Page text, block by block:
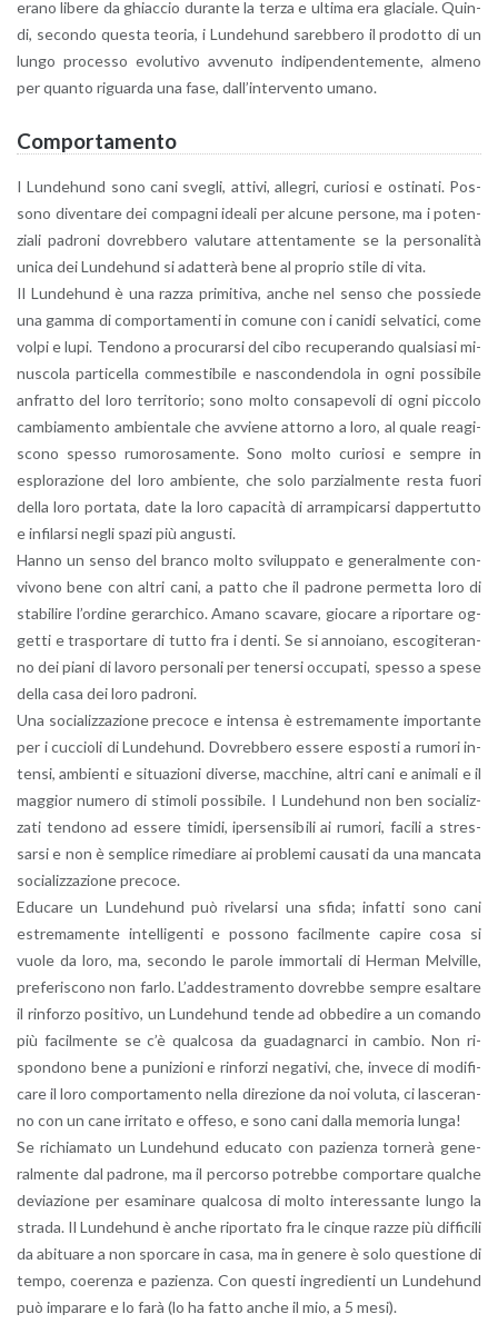
erano li­be­re da ghiac­cio du­ran­te la terza e ul­ti­ma era gla­cia­le. Quin­
di, se­con­do que­sta teo­ria, i Lun­de­hund sa­reb­be­ro il pro­dot­to di un
lungo pro­ces­so evo­lu­ti­vo av­ve­nu­to in­di­pen­den­te­men­te, al­me­no
per quan­to ri­guar­da una fase, dal­l’in­ter­ven­to umano.
Com­por­ta­men­to
I Lun­de­hund sono cani sve­gli, at­ti­vi, al­le­gri, cu­rio­si e osti­na­ti. Pos­
so­no di­ven­ta­re dei com­pa­gni idea­li per al­cu­ne per­so­ne, ma i po­ten­
zia­li pa­dro­ni do­vreb­be­ro va­lu­ta­re at­ten­ta­men­te se la per­so­na­li­tà
unica dei Lun­de­hund si adat­te­rà bene al pro­prio stile di vita.
Il Lun­de­hund è una razza pri­mi­ti­va, anche nel senso che pos­sie­de
una gamma di com­por­ta­men­ti in co­mu­ne con i ca­ni­di sel­va­ti­ci, come
volpi e lupi. Ten­do­no a pro­cu­rar­si del cibo re­cu­pe­ran­do qual­sia­si mi­
nu­sco­la par­ti­cel­la com­me­sti­bi­le e na­scon­den­do­la in ogni pos­si­bi­le
an­frat­to del loro ter­ri­to­rio; sono molto con­sa­pe­vo­li di ogni pic­co­lo
cam­bia­men­to am­bien­ta­le che av­vie­ne at­tor­no a loro, al quale rea­gi­
sco­no spes­so ru­mo­ro­sa­men­te. Sono molto cu­rio­si e sem­pre in
esplo­ra­zio­ne del loro am­bien­te, che solo par­zial­men­te resta fuori
della loro por­ta­ta, date la loro ca­pa­ci­tà di ar­ram­pi­car­si dap­per­tut­to
e in­fi­lar­si negli spazi più an­gu­sti.
Hanno un senso del bran­co molto svi­lup­pa­to e ge­ne­ral­men­te con­
vi­vo­no bene con altri cani, a patto che il pa­dro­ne per­met­ta loro di
sta­bi­li­re l’or­di­ne ge­rar­chi­co. Amano sca­va­re, gio­ca­re a ri­por­ta­re og­
get­ti e tra­spor­ta­re di tutto fra i denti. Se si an­no­ia­no, esco­gi­te­ran­
no dei piani di la­vo­ro per­so­na­li per te­ner­si oc­cu­pa­ti, spes­so a spese
della casa dei loro pa­dro­ni.
Una so­cia­liz­za­zio­ne pre­co­ce e in­ten­sa è estre­ma­men­te im­por­tan­te
per i cuc­cio­li di Lun­de­hund. Do­vreb­be­ro es­se­re espo­sti a ru­mo­ri in­
ten­si, am­bien­ti e si­tua­zio­ni di­ver­se, mac­chi­ne, altri cani e ani­ma­li e il
mag­gior nu­me­ro di sti­mo­li pos­si­bi­le. I Lun­de­hund non ben so­cia­liz­
za­ti ten­do­no ad es­se­re ti­mi­di, iper­sen­si­bi­li ai ru­mo­ri, fa­ci­li a stres­
sar­si e non è sem­pli­ce ri­me­dia­re ai pro­ble­mi cau­sa­ti da una man­ca­ta
so­cia­liz­za­zio­ne pre­co­ce.
Edu­ca­re un Lun­de­hund può ri­ve­lar­si una sfida; in­fat­ti sono cani
estre­ma­men­te in­tel­li­gen­ti e pos­so­no fa­cil­men­te ca­pi­re cosa si
vuole da loro, ma, se­con­do le pa­ro­le im­mor­ta­li di Her­man Mel­vil­le,
pre­fe­ri­sco­no non farlo. L’ad­de­stra­men­to do­vreb­be sem­pre esal­ta­re
il rin­for­zo po­si­ti­vo, un Lun­de­hund tende ad ob­be­di­re a un co­man­do
più fa­cil­men­te se c’è qual­co­sa da gua­da­gnar­ci in cam­bio. Non ri­
spon­do­no bene a pu­ni­zio­ni e rin­for­zi ne­ga­ti­vi, che, in­ve­ce di mo­di­fi­
ca­re il loro com­por­ta­men­to nella di­re­zio­ne da noi vo­lu­ta, ci la­sce­ran­
no con un cane ir­ri­ta­to e of­fe­so, e sono cani dalla me­mo­ria lunga!
Se ri­chia­ma­to un Lun­de­hund edu­ca­to con pa­zien­za tor­ne­rà ge­ne­
ral­men­te dal pa­dro­ne, ma il per­cor­so po­treb­be com­por­ta­re qual­che
de­via­zio­ne per esa­mi­na­re qual­co­sa di molto in­te­res­san­te lungo la
stra­da. Il Lun­de­hund è anche ri­por­ta­to fra le cin­que razze più dif­fi­ci­li
da abi­tua­re a non spor­ca­re in casa, ma in ge­ne­re è solo que­stio­ne di
tempo, coe­ren­za e pa­zien­za. Con que­sti in­gre­dien­ti un Lun­de­hund
può im­pa­ra­re e lo farà (lo ha fatto anche il mio, a 5 mesi).